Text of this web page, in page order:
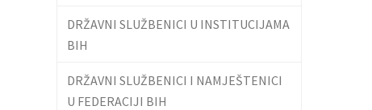
DRŽAVNI SLUŽBENICI U INSTITUCIJAMA
BIH
DRŽAVNI SLUŽBENICI I NAMJEŠTENICI
U FEDERACIJI BIH